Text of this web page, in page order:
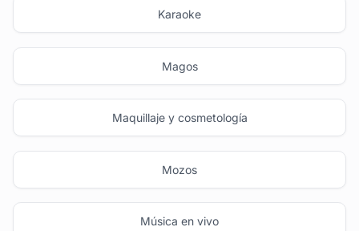
Karaoke
Magos
Maquillaje y cosmetología
Mozos
Música en vivo